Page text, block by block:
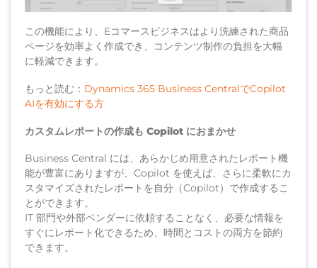
この機能により、Eコマースビジネスはより洗練された商品
ページを効率よく作成でき、コンテンツ制作の負担を大幅
に軽減できます。
もっと読む： Dynamics 365 Business CentralでCopilot
AIを有効にする方
カスタムレポートの作成も Copilot におまかせ
Business Central には、あらかじめ用意されたレポート機
能が豊富にありますが、Copilot を使えば、さらに柔軟にカ
スタマイズされたレポートを自分（Copilot）で作成するこ
とができます。
IT 部門や外部ベンダーに依頼することなく、必要な情報を
すぐにレポート化できるため、時間とコストの両方を節約
できます。